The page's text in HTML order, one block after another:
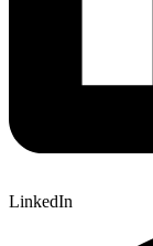
LinkedIn